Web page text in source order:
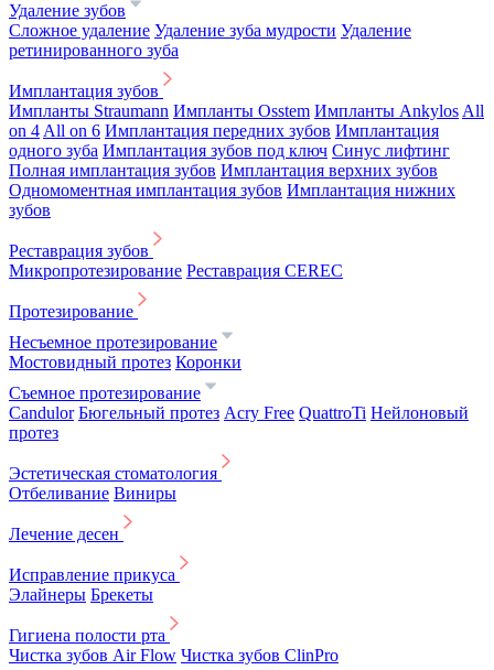
Удаление зубов
Сложное удаление Удаление зуба мудрости Удаление
ретинированного зуба
Имплантация зубов
Импланты Straumann Импланты Osstem Импланты Ankylos All
on 4 All on 6 Имплантация передних зубов Имплантация
одного зуба Имплантация зубов под ключ Синус лифтинг
Полная имплантация зубов Имплантация верхних зубов
Одномоментная имплантация зубов Имплантация нижних
зубов
Реставрация зубов
Микропротезирование Реставрация CEREC
Протезирование
Несъемное протезирование
Мостовидный протез Коронки
Съемное протезирование
Candulor Бюгельный протез Acry Free QuattroTi Нейлоновый
протез
Эстетическая стоматология
Отбеливание Виниры
Лечение десен
Исправление прикуса
Элайнеры Брекеты
Гигиена полости рта
Чистка зубов Air Flow Чистка зубов ClinPro